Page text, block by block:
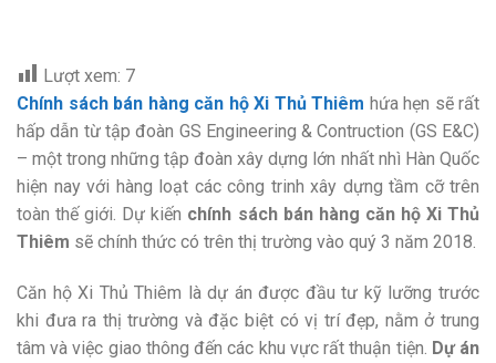
Lượt xem: 7
Chính sách bán hàng căn hộ Xi Thủ Thiêm hứa hẹn sẽ rất
hấp dẫn từ tập đoàn GS Engineering & Contruction (GS E&C)
– một trong những tập đoàn xây dựng lớn nhất nhì Hàn Quốc
hiện nay với hàng loạt các công trinh xây dựng tầm cỡ trên
toàn thế giới. Dự kiến chính sách bán hàng căn hộ Xi Thủ
Thiêm sẽ chính thức có trên thị trường vào quý 3 năm 2018.
Căn hộ Xi Thủ Thiêm là dự án được đầu tư kỹ lưỡng trước
khi đưa ra thị trường và đặc biệt có vị trí đẹp, nằm ở trung
tâm và việc giao thông đến các khu vực rất thuận tiện. Dự án